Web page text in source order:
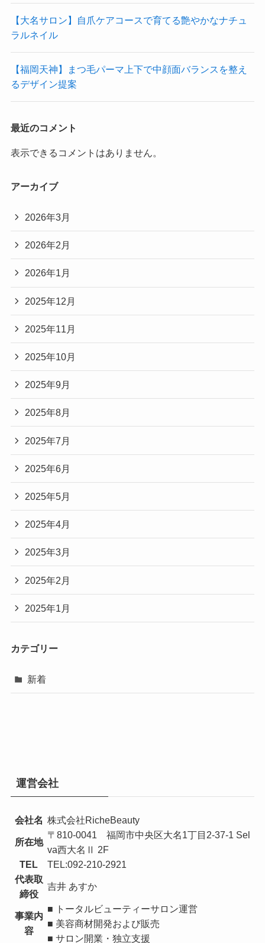
【大名サロン】自爪ケアコースで育てる艶やかなナチュ
ラルネイル
【福岡天神】まつ毛パーマ上下で中顔面バランスを整え
るデザイン提案
最近のコメント
表示できるコメントはありません。
アーカイブ
2026年3月
2026年2月
2026年1月
2025年12月
2025年11月
2025年10月
2025年9月
2025年8月
2025年7月
2025年6月
2025年5月
2025年4月
2025年3月
2025年2月
2025年1月
カテゴリー
新着
運営会社
会社名 株式会社RicheBeauty
所在地
〒810-0041 福岡市中央区大名1丁目2-37-1 Sel
va西大名Ⅱ 2F
TEL
TEL:092-210-2921
代表取
締役
吉井 あすか
事業内
容
■ トータルビューティーサロン運営
■ 美容商材開発および販売
■ サロン開業・独立支援